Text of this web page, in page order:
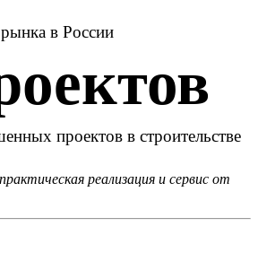
рынка в России
проектов в строительстве
реализация и сервис от